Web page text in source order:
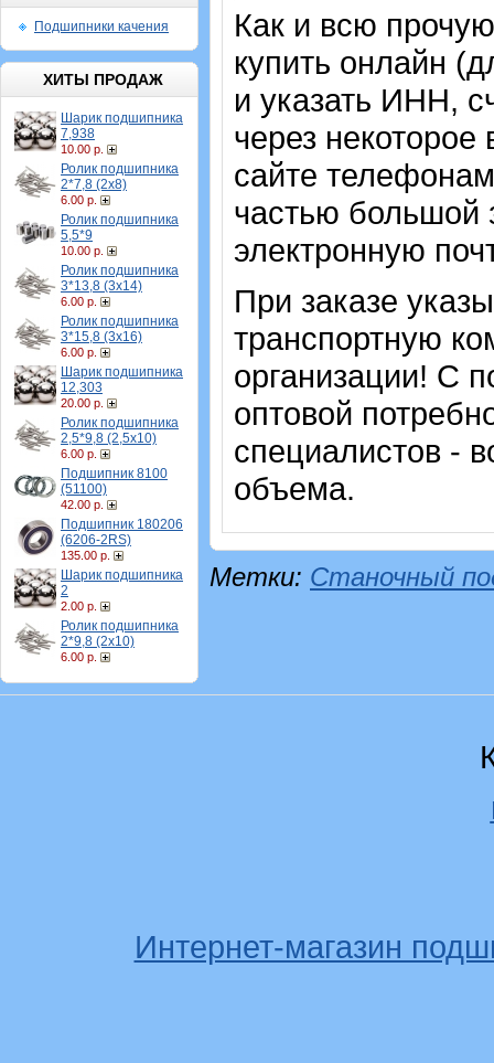
Подшипники качения
ХИТЫ ПРОДАЖ
Шарик подшипника
7,938
10.00 р.
Ролик подшипника
2*7,8 (2х8)
6.00 р.
Ролик подшипника
5,5*9
10.00 р.
Ролик подшипника
3*13,8 (3х14)
6.00 р.
Ролик подшипника
3*15,8 (3х16)
6.00 р.
Шарик подшипника
12,303
20.00 р.
Ролик подшипника
2,5*9,8 (2,5х10)
6.00 р.
Подшипник 8100
(51100)
42.00 р.
Подшипник 180206
(6206-2RS)
135.00 р.
Шарик подшипника
2
2.00 р.
Ролик подшипника
2*9,8 (2х10)
6.00 р.
Как и всю
купить онлайн
и указать ИНН,
через
сайте
частью большой
электронную
При заказе
транспортную
организации! С
оптовой
специалистов -
объема.
Метки: Станочный
Интернет-магазин